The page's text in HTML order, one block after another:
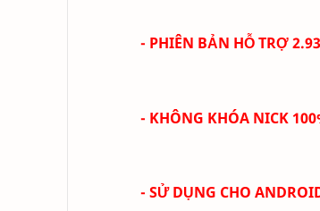
- PHIÊN BẢN HỖ TRỢ
- KHÔNG KHÓA NICK
- SỬ DỤNG CHO